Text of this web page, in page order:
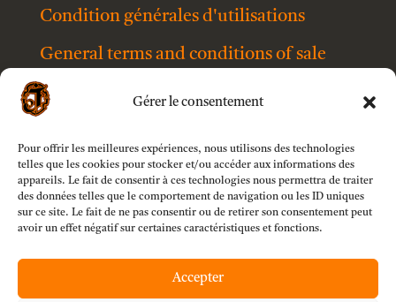
Gérer le consentement
Pour offrir les meilleures expériences, nous utilisons des technologies
telles que les cookies pour stocker et/ou accéder aux informations des
appareils. Le fait de consentir à ces technologies nous permettra de traiter
des données telles que le comportement de navigation ou les ID uniques
sur ce site. Le fait de ne pas consentir ou de retirer son consentement peut
avoir un effet négatif sur certaines caractéristiques et fonctions.
Accepter
Condition générales d'utilisations
General terms and conditions of sale
Shipping
Legal information
Privacy policy